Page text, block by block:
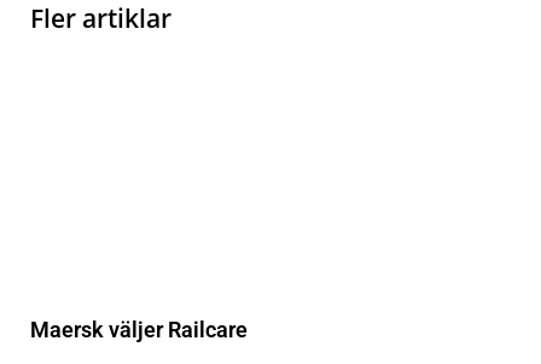
Fler artiklar
Maersk väljer Railcare